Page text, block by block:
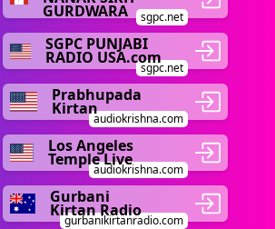
GURDWARA sgpc.net
SGPC PUNJABI
RADIO USA.com
sgpc.net
Prabhupada
Kirtan
audiokrishna.com
Los Angeles
Temple Live
audiokrishna.com
Gurbani
Kirtan Radio
gurbanikirtanradio.com